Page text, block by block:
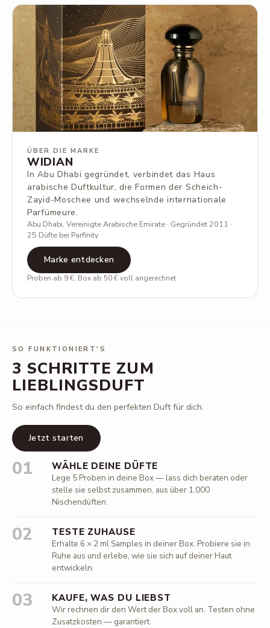
ÜBER DIE MARKE
WIDIAN
In Abu Dhabi gegründet, verbindet das Haus
arabische Duftkultur, die Formen der Scheich-
Zayid-Moschee und wechselnde internationale
Parfümeure.
Abu Dhabi, Vereinigte Arabische Emirate · Gegründet 2011 ·
25 Düfte bei Parfinity
Marke entdecken
Proben ab 9 €, Box ab 50 € voll angerechnet
SO FUNKTIONIERT'S
3 SCHRITTE ZUM
LIEBLINGSDUFT
So einfach findest du den perfekten Duft für dich.
Jetzt starten
01 WÄHLE DEINE DÜFTE
Lege 5 Proben in deine Box — lass dich beraten oder
stelle sie selbst zusammen, aus über 1.000
Nischendüften.
02 TESTE ZUHAUSE
Erhalte 6 × 2 ml Samples in deiner Box. Probiere sie in
Ruhe aus und erlebe, wie sie sich auf deiner Haut
entwickeln.
03 KAUFE, WAS DU LIEBST
Wir rechnen dir den Wert der Box voll an. Testen ohne
Zusatzkosten — garantiert.